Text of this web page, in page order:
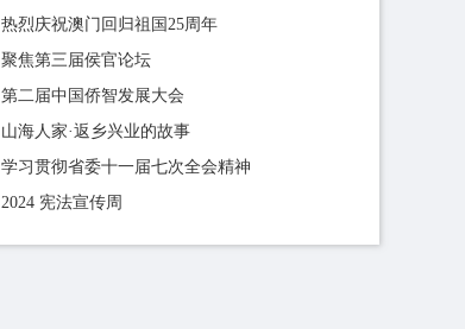
热烈庆祝澳门回归祖国25周年
聚焦第三届侯官论坛
第二届中国侨智发展大会
山海人家·返乡兴业的故事
学习贯彻省委十一届七次全会精神
2024 宪法宣传周